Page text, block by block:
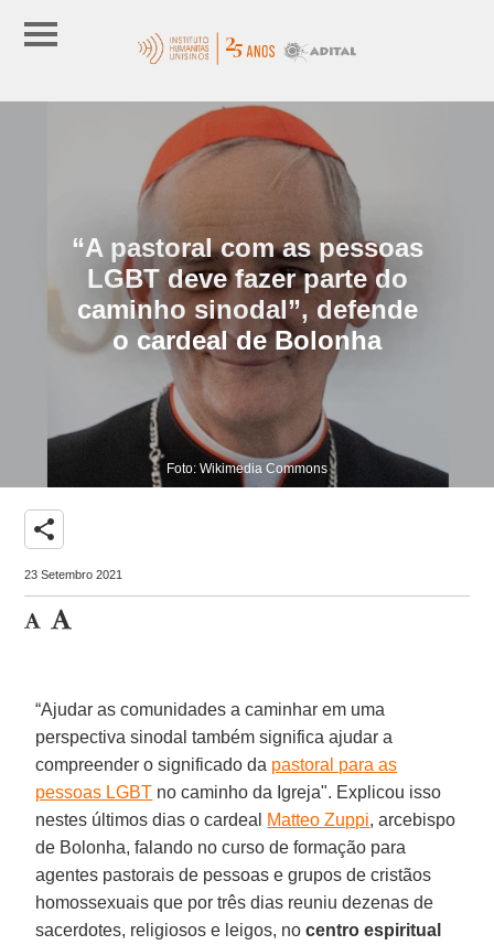
“A pastoral com as pessoas
LGBT deve fazer parte do
caminho sinodal”, defende
o cardeal de Bolonha
Foto: Wikimedia Commons
share
23 Setembro 2021
“Ajudar as comunidades a caminhar em uma
perspectiva sinodal também significa ajudar a
compreender o significado da pastoral para as
pessoas LGBT no caminho da Igreja". Explicou isso
nestes últimos dias o cardeal Matteo Zuppi, arcebispo
de Bolonha, falando no curso de formação para
agentes pastorais de pessoas e grupos de cristãos
homossexuais que por três dias reuniu dezenas de
sacerdotes, religiosos e leigos, nocentro espiritual